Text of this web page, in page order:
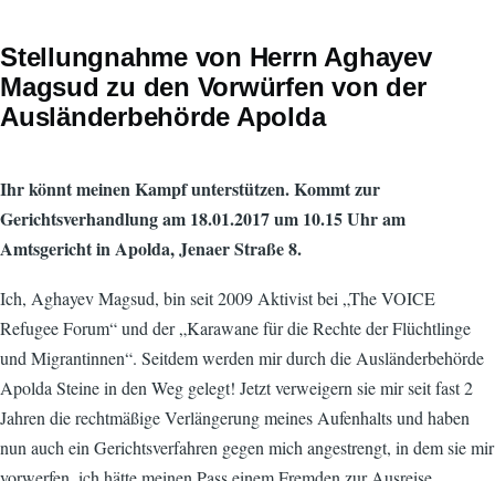
Stellungnahme von Herrn Aghayev
Magsud zu den Vorwürfen von der
Ausländerbehörde Apolda
Ihr könnt meinen Kampf unterstützen. Kommt zur
Gerichtsverhandlung am 18.01.2017 um 10.15 Uhr am
Amtsgericht in Apolda, Jenaer Straße 8.
Ich, Aghayev Magsud, bin seit 2009 Aktivist bei „The VOICE
Refugee Forum“ und der „Karawane für die Rechte der Flüchtlinge
und Migrantinnen“. Seitdem werden mir durch die Ausländerbehörde
Apolda Steine in den Weg gelegt! Jetzt verweigern sie mir seit fast 2
Jahren die rechtmäßige Verlängerung meines Aufenhalts und haben
nun auch ein Gerichtsverfahren gegen mich angestrengt, in dem sie mir